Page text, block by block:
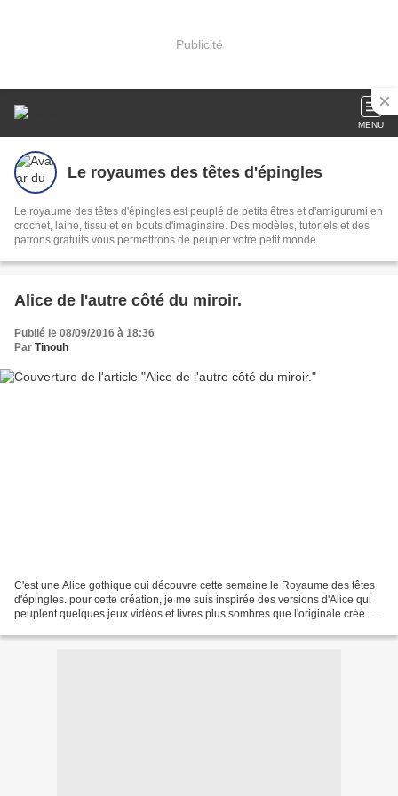
Publicité
MENU
Le royaumes des têtes d'épingles
Le royaume des têtes d'épingles est peuplé de petits êtres et d'amigurumi en
crochet, laine, tissu et en bouts d'imaginaire. Des modèles, tutoriels et des
patrons gratuits vous permettrons de peupler votre petit monde.
Alice de l'autre côté du miroir.
Publié le 08/09/2016 à 18:36
Par Tinouh
C'est une Alice gothique qui découvre cette semaine le Royaume des têtes
d'épingles. pour cette création, je me suis inspirée des versions d'Alice qui
peuplent quelques jeux vidéos et livres plus sombres que l'originale créé par